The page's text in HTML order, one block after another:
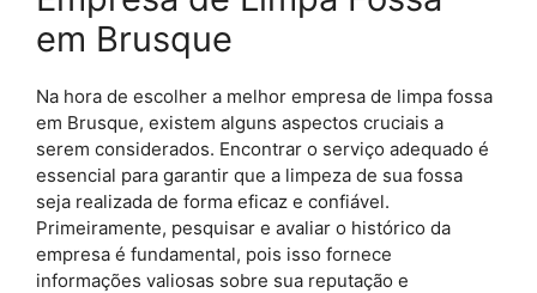
em Brusque
Na hora de escolher a melhor empresa de limpa fossa
em Brusque, existem alguns aspectos cruciais a
serem considerados. Encontrar o serviço adequado é
essencial para garantir que a limpeza de sua fossa
seja realizada de forma eficaz e confiável.
Primeiramente, pesquisar e avaliar o histórico da
empresa é fundamental, pois isso fornece
informações valiosas sobre sua reputação e